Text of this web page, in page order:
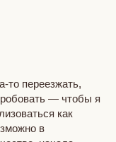
то переезжать,
— чтобы я
как
в